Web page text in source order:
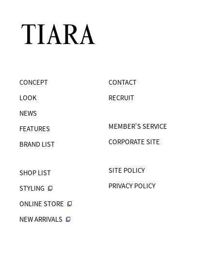
CONCEPT
LOOK
NEWS
FEATURES
BRAND LIST
SHOP LIST
STYLING
ONLINE STORE
NEW ARRIVALS
CONTACT
RECRUIT
MEMBER'S SERVICE
CORPORATE SITE
SITE POLICY
PRIVACY POLICY